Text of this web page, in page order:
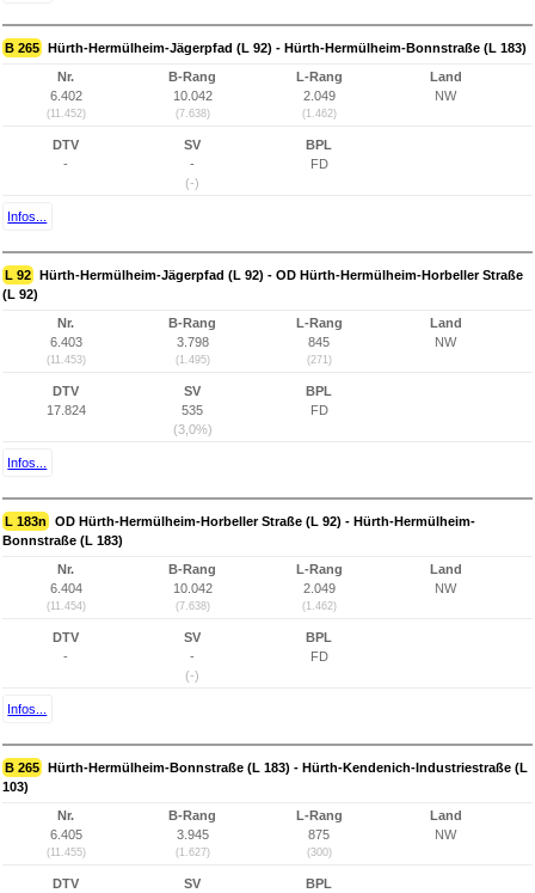
B 265 Hürth-Hermülheim-Jägerpfad (L 92) - Hürth-Hermülheim-Bonnstraße (L 183)
Nr.
6.402
(11.452)
B-Rang
10.042
(7.638)
L-Rang
2.049
(1.462)
Land
NW
DTV
-
SV
-
(-)
BPL
FD
Infos...
L 92 Hürth-Hermülheim-Jägerpfad (L 92) - OD Hürth-Hermülheim-Horbeller Straße
(L 92)
Nr.
6.403
(11.453)
B-Rang
3.798
(1.495)
L-Rang
845
(271)
Land
NW
DTV
17.824
SV
535
(3,0%)
BPL
FD
Infos...
L 183n
OD Hürth-Hermülheim-Horbeller Straße (L 92) - Hürth-Hermülheim-
Bonnstraße (L 183)
Nr.
6.404
(11.454)
B-Rang
10.042
(7.638)
L-Rang
2.049
(1.462)
Land
NW
DTV
-
SV
-
(-)
BPL
FD
Infos...
B 265 Hürth-Hermülheim-Bonnstraße (L 183) - Hürth-Kendenich-Industriestraße (L
103)
Nr.
6.405
(11.455)
B-Rang
3.945
(1.627)
L-Rang
875
(300)
Land
NW
DTV
SV
BPL